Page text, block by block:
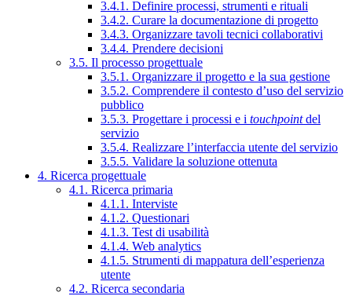
3.4.1. Definire processi, strumenti e rituali
3.4.2. Curare la documentazione di progetto
3.4.3. Organizzare tavoli tecnici collaborativi
3.4.4. Prendere decisioni
3.5. Il processo progettuale
3.5.1. Organizzare il progetto e la sua gestione
3.5.2. Comprendere il contesto d’uso del servizio
pubblico
3.5.3. Progettare i processi e i touchpointdel
servizio
3.5.4. Realizzare l’interfaccia utente del servizio
3.5.5. Validare la soluzione ottenuta
4. Ricerca progettuale
4.1. Ricerca primaria
4.1.1. Interviste
4.1.2. Questionari
4.1.3. Test di usabilità
4.1.4. Web analytics
4.1.5. Strumenti di mappatura dell’esperienza
utente
4.2. Ricerca secondaria